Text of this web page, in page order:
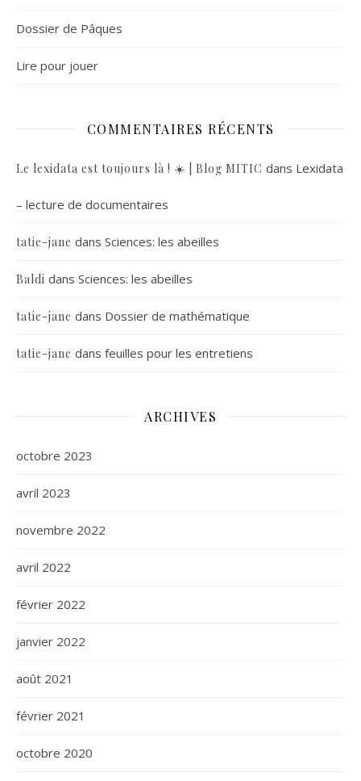
Dossier de Pâques
Lire pour jouer
COMMENTAIRES RÉCENTS
Le lexidata est toujours là ! ☀️ | Blog MITIC dans Lexidata
– lecture de documentaires
tatie-jane dans Sciences: les abeilles
Baldi dans Sciences: les abeilles
tatie-jane dans Dossier de mathématique
tatie-jane dans feuilles pour les entretiens
ARCHIVES
octobre 2023
avril 2023
novembre 2022
avril 2022
février 2022
janvier 2022
août 2021
février 2021
octobre 2020